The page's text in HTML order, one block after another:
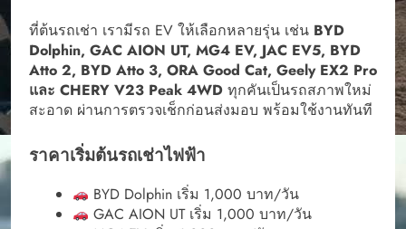
ที่ต้นรถเช่า เรามีรถ EV ให้เลือกหลายรุ่น เช่น BYD
Dolphin, GAC AION UT, MG4 EV, JAC EV5, BYD
Atto 2, BYD Atto 3, ORA Good Cat, Geely EX2 Pro
และ CHERY V23 Peak 4WD ทุกคันเป็นรถสภาพใหม่
สะอาด ผ่านการตรวจเช็กก่อนส่งมอบ พร้อมใช้งานทันที
ราคาเริ่มต้นรถเช่าไฟฟ้า
BYD Dolphin เริ่ม 1,000 บาท/วัน
GAC AION UT เริ่ม 1,000 บาท/วัน